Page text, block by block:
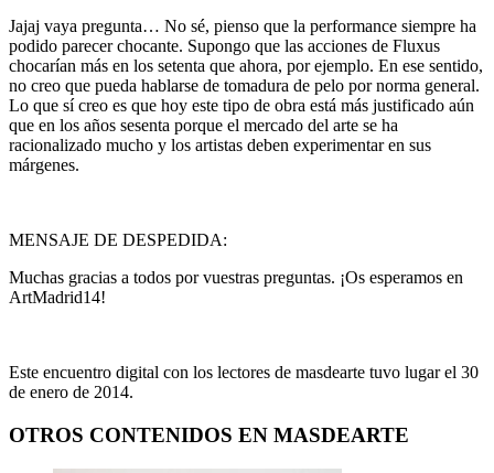
Jajaj vaya pregunta… No sé, pienso que la performance siempre ha
podido parecer chocante. Supongo que las acciones de Fluxus
chocarían más en los setenta que ahora, por ejemplo. En ese sentido,
no creo que pueda hablarse de tomadura de pelo por norma general.
Lo que sí creo es que hoy este tipo de obra está más justificado aún
que en los años sesenta porque el mercado del arte se ha
racionalizado mucho y los artistas deben experimentar en sus
márgenes.
MENSAJE DE DESPEDIDA:
Muchas gracias a todos por vuestras preguntas. ¡Os esperamos en
ArtMadrid14!
Este encuentro digital con los lectores de masdearte tuvo lugar el 30
de enero de 2014.
OTROS CONTENIDOS EN MASDEARTE